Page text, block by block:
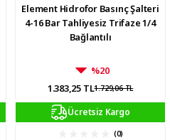
Element Hidrofor Basınç Şalteri
4-16 Bar Tahliyesiz Trifaze 1/4
Bağlantılı
%20
1.383,25 TL1.729,06 TL
Ücretsiz Kargo
(0)